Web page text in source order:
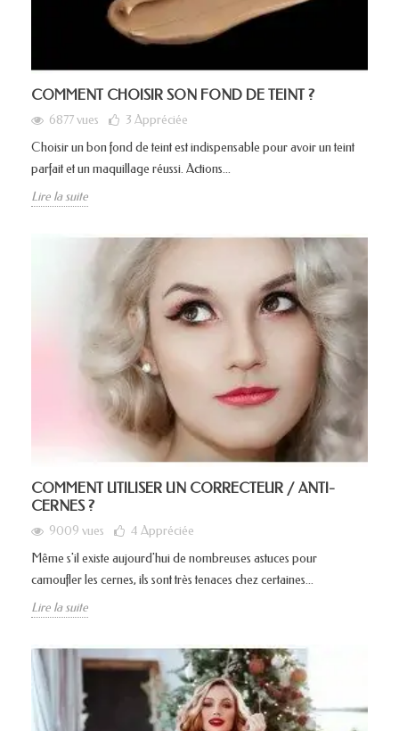
COMMENT CHOISIR SON FOND DE TEINT ?
6877 vues 3 Appréciée
Choisir un bon fond de teint est indispensable pour avoir un teint
parfait et un maquillage réussi. Actions...
Lire la suite
COMMENT UTILISER UN CORRECTEUR / ANTI-
CERNES ?
9009 vues 4 Appréciée
Même s'il existe aujourd'hui de nombreuses astuces pour
camoufler les cernes, ils sont très tenaces chez certaines...
Lire la suite